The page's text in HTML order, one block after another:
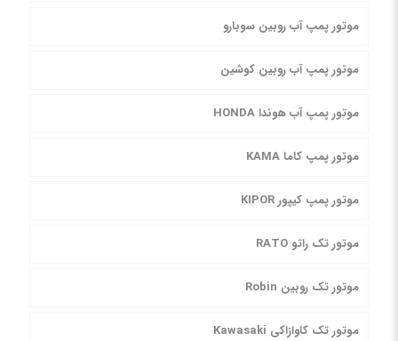
موتور پمپ آب روبین سوبارو
موتور پمپ آب روبین کوشین
موتور پمپ آب هوندا HONDA
موتور پمپ کاما KAMA
موتور پمپ کیپور KIPOR
موتور تک راتو RATO
موتور تک روبین Robin
موتور تک کاوازاکی Kawasaki